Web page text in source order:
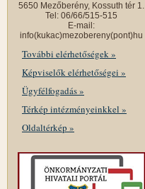
5650 Mezőberény, Kossuth tér 1.
Tel: 06/66/515-515
E-mail:
info(kukac)mezobereny(pont)hu
További elérhetőségek »
Képviselők elérhetőségei »
Ügyfélfogadás »
Térkép intézményeinkkel »
Oldaltérkép »